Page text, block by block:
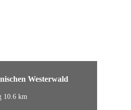
Westerwald
10.6 km